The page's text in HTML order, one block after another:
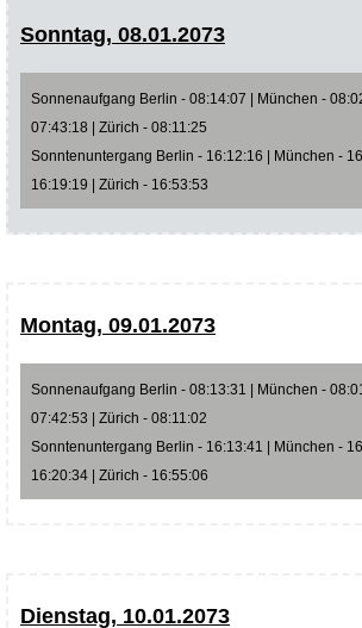
Sonntag, 08.01.2073
Sonnenaufgang Berlin - 08:14:07 | München -
07:43:18 | Zürich - 08:11:25
Sonntenuntergang Berlin - 16:12:16 | München -
16:19:19 | Zürich - 16:53:53
Montag, 09.01.2073
Sonnenaufgang Berlin - 08:13:31 | München -
07:42:53 | Zürich - 08:11:02
Sonntenuntergang Berlin - 16:13:41 | München -
16:20:34 | Zürich - 16:55:06
Dienstag, 10.01.2073